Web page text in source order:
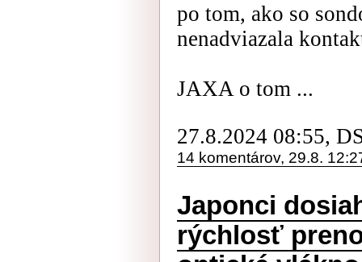
po tom, ako so
nenadviazala
JAXA o tom ...
27.8.2024 08:55,
14 komentárov, 29.8.
Japonci
rýchlosť